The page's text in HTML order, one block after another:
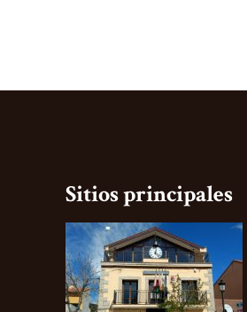
Sitios principales